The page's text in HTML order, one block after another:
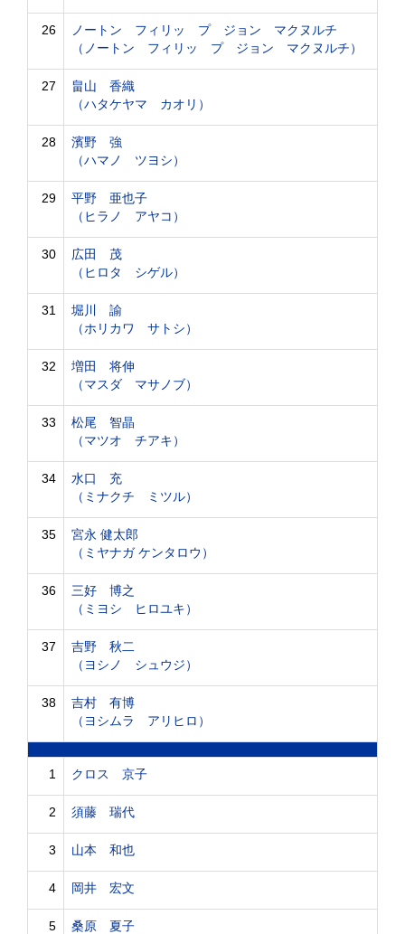
26
ノートン フィリッ プ ジョン マクヌルチ
（ノートン フィリッ プ ジョン マクヌルチ）
27
畠山 香織
（ハタケヤマ カオリ）
28
濱野 強
（ハマノ ツヨシ）
29
平野 亜也子
（ヒラノ アヤコ）
30
広田 茂
（ヒロタ シゲル）
31
堀川 諭
（ホリカワ サトシ）
32
増田 将伸
（マスダ マサノブ）
33
松尾 智晶
（マツオ チアキ）
34
水口 充
（ミナクチ ミツル）
35
宮永 健太郎
（ミヤナガ ケンタロウ）
36
三好 博之
（ミヨシ ヒロユキ）
37
吉野 秋二
（ヨシノ シュウジ）
38
吉村 有博
（ヨシムラ アリヒロ）
1 クロス 京子
2 須藤 瑞代
3 山本 和也
4 岡井 宏文
5 桑原 夏子